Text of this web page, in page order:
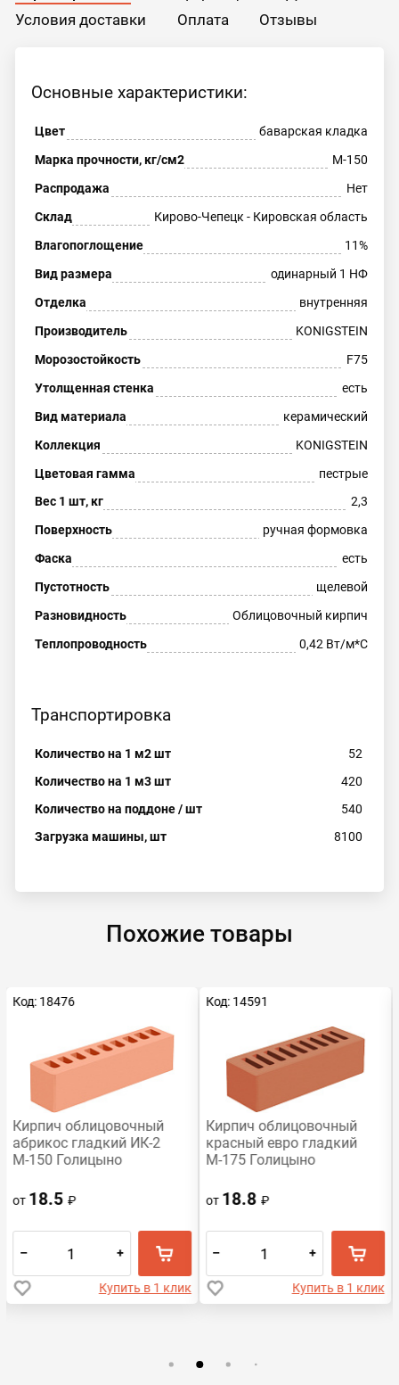
Условия доставки
Оплата Отзывы
Основные характеристики:
Цвет
баварская кладка
Марка прочности, кг/см2
М-150
Распродажа
Нет
Склад
Кирово-Чепецк - Кировская область
Влагопоглощение
11%
Вид размера
одинарный 1 НФ
Отделка
внутренняя
Производитель
KONIGSTEIN
Морозостойкость
F75
Утолщенная стенка
есть
Вид материала
керамический
Коллекция
KONIGSTEIN
Цветовая гамма
пестрые
Вес 1 шт, кг
2,3
Поверхность
ручная формовка
Фаска
есть
Пустотность
щелевой
Разновидность
Облицовочный кирпич
Теплопроводность
0,42 Вт/м*С
Транспортировка
Количество на 1 м2 шт
52
Количество на 1 м3 шт
420
Количество на поддоне / шт
540
Загрузка машины, шт
8100
Похожие товары
Код: 18476
Кирпич облицовочный
абрикос гладкий ИК-2
М-150 Голицыно
от 18.5₽
– +
Купить в 1 клик
Код: 14591
Кирпич облицовочный
красный евро гладкий
М-175 Голицыно
от 18.8₽
– +
Купить в 1 клик